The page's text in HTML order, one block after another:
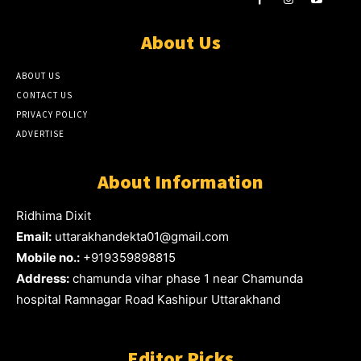
About Us
ABOUT US
CONTACT US
PRIVACY POLICY
ADVERTISE
About Information
Ridhima Dixit
Email: uttarakhandekta01@gmail.com
Mobile no.: +919359898815
Address: chamunda vihar phase 1 near Chamunda
hospital Ramnagar Road Kashipur Uttarakhand